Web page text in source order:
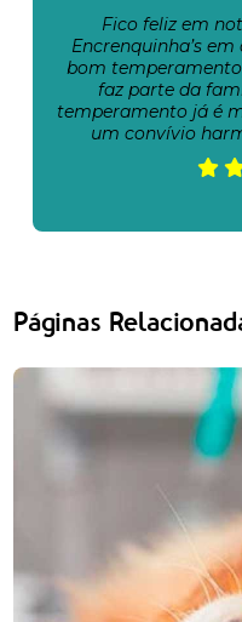
Fico feliz em
Encrenquinha’s
bom
faz parte da
temperamento já é
um convívio
Páginas